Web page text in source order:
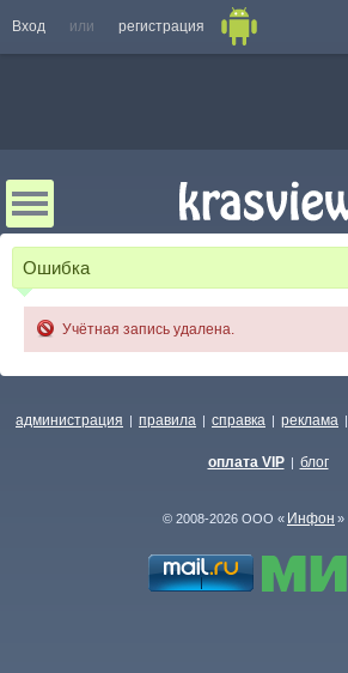
Вход или регистрация
Ошибка
Учётная запись удалена.
администрация | правила | справка | реклама |
оплата VIP | блог
© 2008-2026 ООО « Инфон »